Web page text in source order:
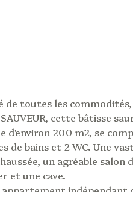
toutes les
cette bâtisse
200 m2, se
de bains et 2 WC. Une
un agréable
et une cave.